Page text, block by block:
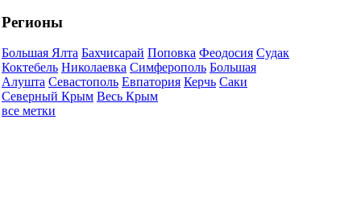
Регионы
Большая Ялта Бахчисарай Поповка Феодосия Судак
Коктебель Николаевка Симферополь Большая
Алушта Севастополь Евпатория Керчь Саки
Северный Крым Весь Крым
все метки